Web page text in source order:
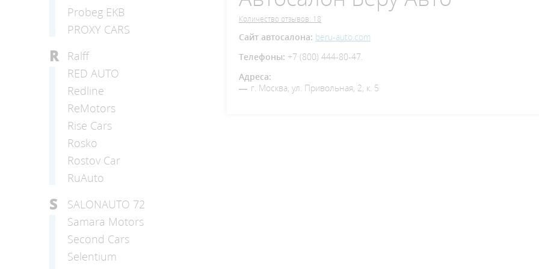
Probeg EKB
PROXY CARS
R
Ralff
RED AUTO
Redline
ReMotors
Rise Cars
Rosko
Rostov Car
RuAuto
S
SALONAUTO 72
Samara Motors
Second Cars
Selentium
Количество отзывов: 18
Сайт автосалона: beru-auto.com
Телефоны: +7 (800) 444-80-47.
Адреса:
г. Москва, ул. Привольная, 2, к. 5